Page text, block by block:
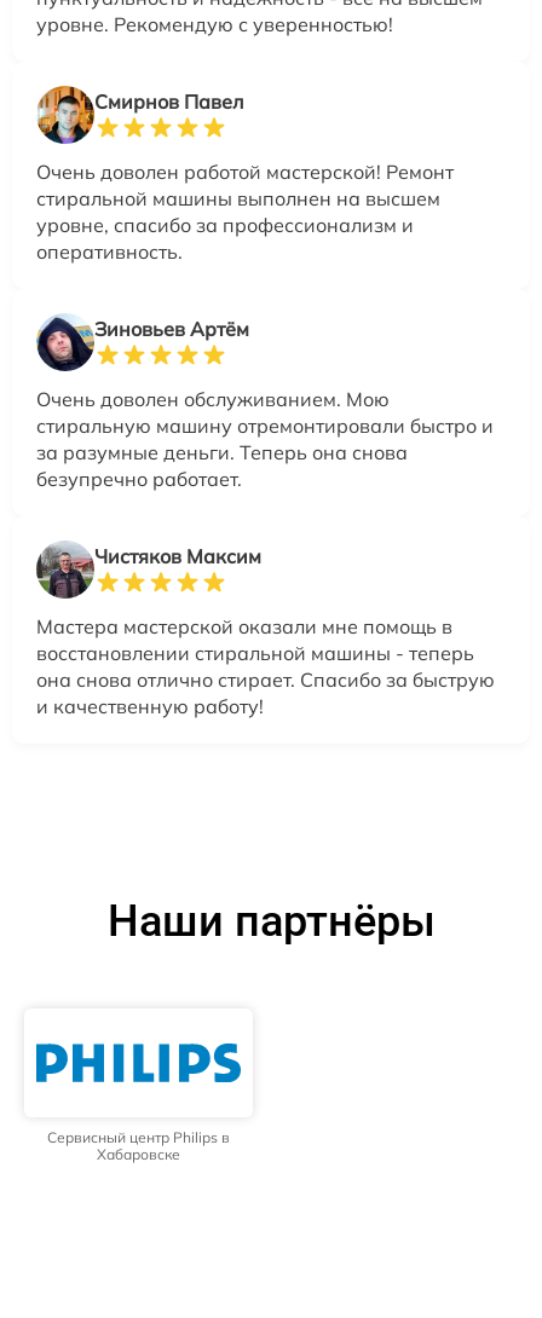
уровне. Рекомендую с уверенностью!
Смирнов Павел
Очень доволен работой мастерской! Ремонт
стиральной машины выполнен на высшем
уровне, спасибо за профессионализм и
оперативность.
Зиновьев Артём
Очень доволен обслуживанием. Мою
стиральную машину отремонтировали быстро и
за разумные деньги. Теперь она снова
безупречно работает.
Чистяков Максим
Мастера мастерской оказали мне помощь в
восстановлении стиральной машины - теперь
она снова отлично стирает. Спасибо за быструю
и качественную работу!
Наши партнёры
Сервисный центр Philips в
Хабаровске